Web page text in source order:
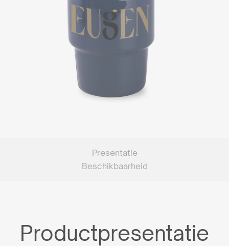
Presentatie
Beschikbaarheid
Productpresentatie